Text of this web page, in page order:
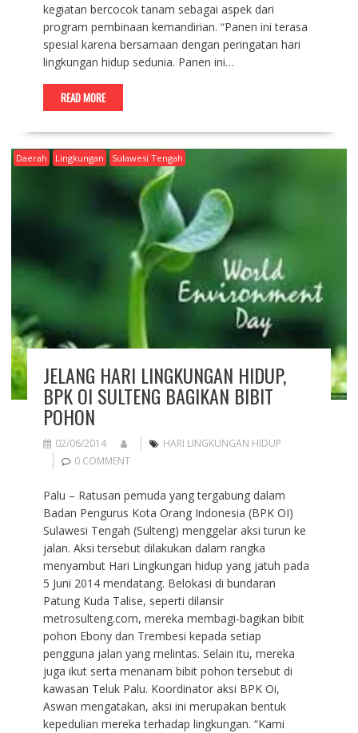
kegiatan bercocok tanam sebagai aspek dari
program pembinaan kemandirian. “Panen ini terasa
spesial karena bersamaan dengan peringatan hari
lingkungan hidup sedunia. Panen ini…
READ MORE
Daerah Lingkungan Sulawesi Tengah
JELANG HARI LINGKUNGAN HIDUP,
BPK OI SULTENG BAGIKAN BIBIT
POHON
02/06/2014
HARI LINGKUNGAN HIDUP
0 COMMENT
Palu – Ratusan pemuda yang tergabung dalam
Badan Pengurus Kota Orang Indonesia (BPK OI)
Sulawesi Tengah (Sulteng) menggelar aksi turun ke
jalan. Aksi tersebut dilakukan dalam rangka
menyambut Hari Lingkungan hidup yang jatuh pada
5 Juni 2014 mendatang. Belokasi di bundaran
Patung Kuda Talise, seperti dilansir
metrosulteng.com, mereka membagi-bagikan bibit
pohon Ebony dan Trembesi kepada setiap
pengguna jalan yang melintas. Selain itu, mereka
juga ikut serta menanam bibit pohon tersebut di
kawasan Teluk Palu. Koordinator aksi BPK Oi,
Aswan mengatakan, aksi ini merupakan bentuk
kepedulian mereka terhadap lingkungan. “Kami